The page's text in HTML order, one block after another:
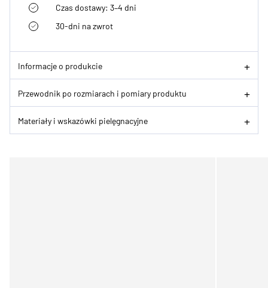
Czas dostawy: 3–4 dni
30-dni na zwrot
Informacje o produkcie
Przewodnik po rozmiarach i pomiary produktu
Materiały i wskazówki pielęgnacyjne